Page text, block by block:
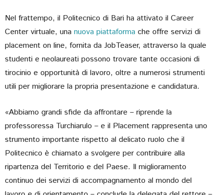
Nel frattempo, il Politecnico di Bari ha attivato il Career
Center virtuale, una nuova piattaforma che offre servizi di
placement on line, fornita da JobTeaser, attraverso la quale
studenti e neolaureati possono trovare tante occasioni di
tirocinio e opportunità di lavoro, oltre a numerosi strumenti
utili per migliorare la propria presentazione e candidatura.
«Abbiamo grandi sfide da affrontare – riprende la
professoressa Turchiarulo – e il Placement rappresenta uno
strumento importante rispetto al delicato ruolo che il
Politecnico è chiamato a svolgere per contribuire alla
ripartenza del Territorio e del Paese. Il miglioramento
continuo dei servizi di accompagnamento al mondo del